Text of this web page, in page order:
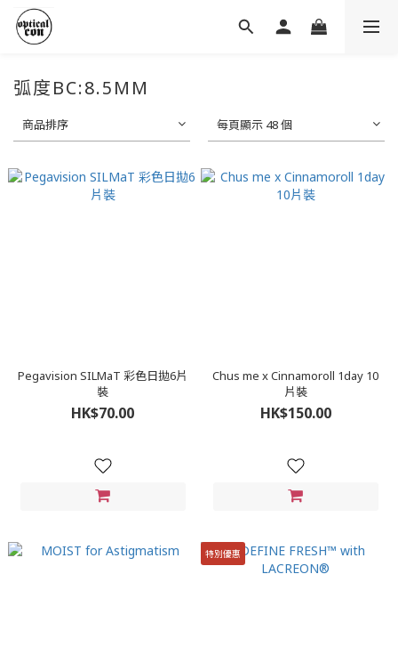
弧度BC:8.5MM
商品排序 每頁顯示 48 個
Pegavision SILMaT 彩色日拋6片
裝
HK$70.00
Chus me x Cinnamoroll 1day 10
片裝
HK$150.00
特別優惠